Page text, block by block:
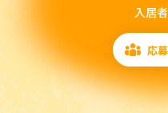
入居
応